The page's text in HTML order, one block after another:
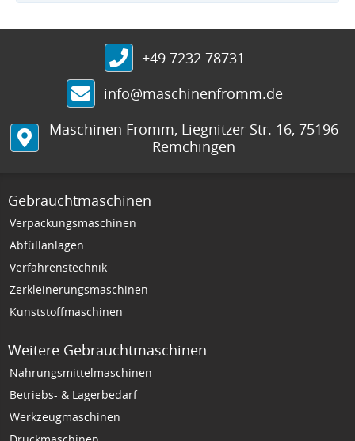
+49 7232 78731
info@maschinenfromm.de
Maschinen Fromm, Liegnitzer Str. 16, 75196
Remchingen
Gebrauchtmaschinen
Verpackungsmaschinen
Abfüllanlagen
Verfahrenstechnik
Zerkleinerungsmaschinen
Kunststoffmaschinen
Weitere Gebrauchtmaschinen
Nahrungsmittelmaschinen
Betriebs- & Lagerbedarf
Werkzeugmaschinen